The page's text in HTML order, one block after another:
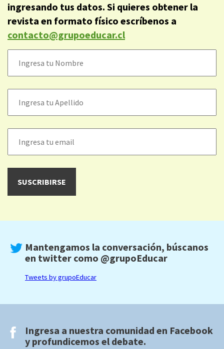
ingresando tus datos. Si quieres obtener la
revista en formato físico escríbenos a
contacto@grupoeducar.cl
Mantengamos la conversación, búscanos
en twitter como @grupoEducar
Tweets by grupoEducar
Ingresa a nuestra comunidad en Facebook
y profundicemos el debate.